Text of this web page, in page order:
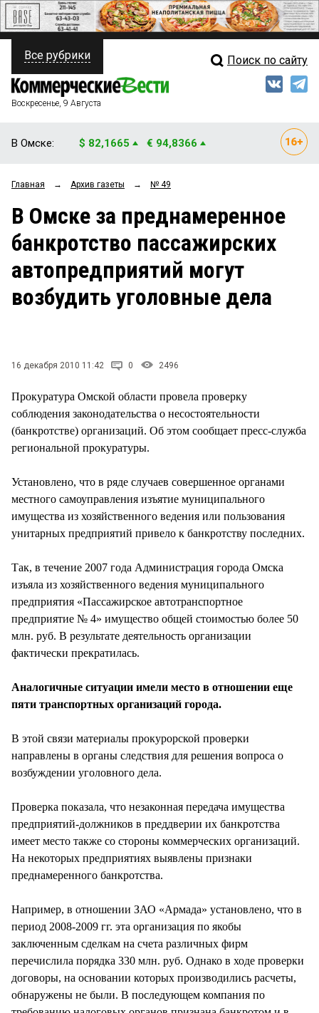
ПОЛИТИКА
ФИНАНСЫ
ОБЩЕСТВО
ЗАКОН
НОВОСТИ КОМПАНИЙ
ПРОИСШЕСТВИЯ
Свежий выпуск
Рейтинги
Блоги
Архив
Все рубрики Поиск по сайту
Воскресенье, 9 Августа
В Омске: $ 82,1665 € 94,8366
Главная → Архив газеты → № 49
В Омске за преднамеренное
банкротство пассажирских
автопредприятий могут
возбудить уголовные дела
16 декабря 2010 11:42 0 2496
Прокуратура Омской области провела проверку
соблюдения законодательства о несостоятельности
(банкротстве) организаций. Об этом сообщает пресс-служба
региональной прокуратуры.
Установлено, что в ряде случаев совершенное органами
местного самоуправления изъятие муниципального
имущества из хозяйственного ведения или пользования
унитарных предприятий привело к банкротству последних.
Так, в течение 2007 года Администрация города Омска
изъяла из хозяйственного ведения муниципального
предприятия «Пассажирское автотранспортное
предприятие № 4» имущество общей стоимостью более 50
млн. руб. В результате деятельность организации
фактически прекратилась.
Аналогичные ситуации имели место в отношении еще
пяти транспортных организаций города.
В этой связи материалы прокурорской проверки
направлены в органы следствия для решения вопроса о
возбуждении уголовного дела.
Проверка показала, что незаконная передача имущества
предприятий-должников в преддверии их банкротства
имеет место также со стороны коммерческих организаций.
На некоторых предприятиях выявлены признаки
преднамеренного банкротства.
Например, в отношении ЗАО «Армада» установлено, что в
период 2008-2009 гг. эта организация по якобы
заключенным сделкам на счета различных фирм
перечислила порядка 330 млн. руб. Однако в ходе проверки
договоры, на основании которых производились расчеты,
обнаружены не были. В последующем компания по